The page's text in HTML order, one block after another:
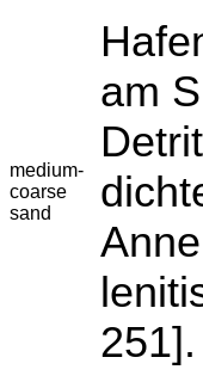
medium-
coarse
sand
am
251].